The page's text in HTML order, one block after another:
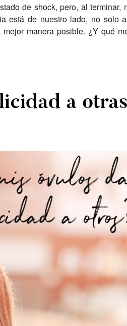
de shock, pero, al terminar,
está de nuestro lado, no solo
manera posible. ¿Y qué
a otras